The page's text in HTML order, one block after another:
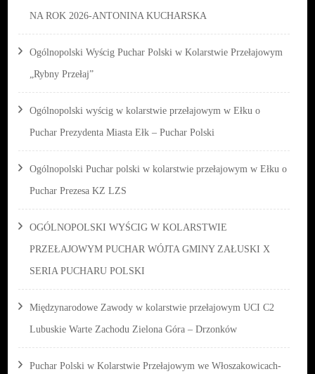
NA ROK 2026-ANTONINA KUCHARSKA
Ogólnopolski Wyścig Puchar Polski w Kolarstwie Przełajowym
„Rybny Przełaj”
Ogólnopolski wyścig w kolarstwie przełajowym w Ełku o
Puchar Prezydenta Miasta Ełk – Puchar Polski
Ogólnopolski Puchar polski w kolarstwie przełajowym w Ełku o
Puchar Prezesa KZ LZS
OGÓLNOPOLSKI WYŚCIG W KOLARSTWIE
PRZEŁAJOWYM PUCHAR WÓJTA GMINY ZAŁUSKI X
SERIA PUCHARU POLSKI
Międzynarodowe Zawody w kolarstwie przełajowym UCI C2
Lubuskie Warte Zachodu Zielona Góra – Drzonków
Puchar Polski w Kolarstwie Przełajowym we Włoszakowicach-